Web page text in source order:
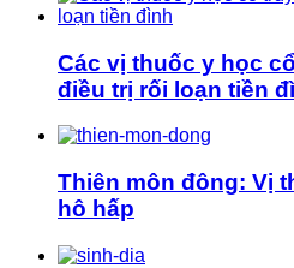
Các vị thuốc y học
điều trị rối loạn tiền
Thiên môn đông: Vị
hô hấp